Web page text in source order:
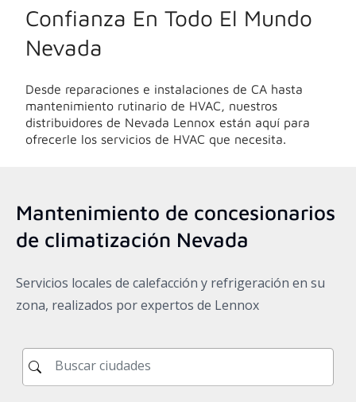
Confianza En Todo El Mundo
Nevada
Desde reparaciones e instalaciones de CA hasta
mantenimiento rutinario de HVAC, nuestros
distribuidores de Nevada Lennox están aquí para
ofrecerle los servicios de HVAC que necesita.
Mantenimiento de concesionarios
de climatización Nevada
Servicios locales de calefacción y refrigeración en su
zona, realizados por expertos de Lennox